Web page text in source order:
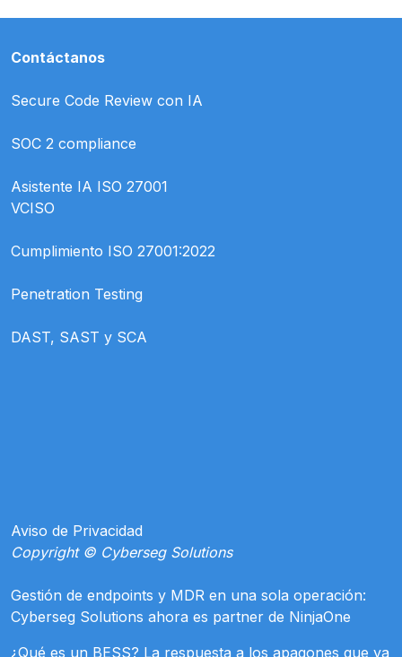
Contáctanos
Secure Code Review con IA
SOC 2 compliance
Asistente IA ISO 27001
VCISO
Cumplimiento ISO 27001:2022
Penetration Testing
DAST, SAST y SCA
Aviso de Privacidad
Copyright © Cyberseg Solutions
Gestión de endpoints y MDR en una sola operación:
Cyberseg Solutions ahora es partner de NinjaOne
¿Qué es un BESS? La respuesta a los apagones que ya